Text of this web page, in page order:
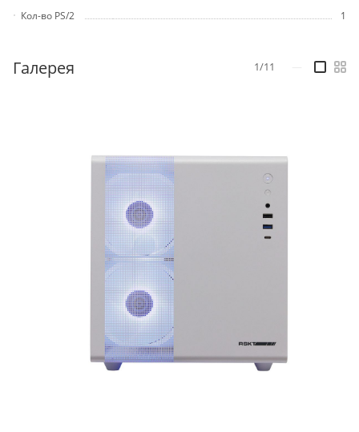
Кол-во PS/2 1
Галерея 1/11